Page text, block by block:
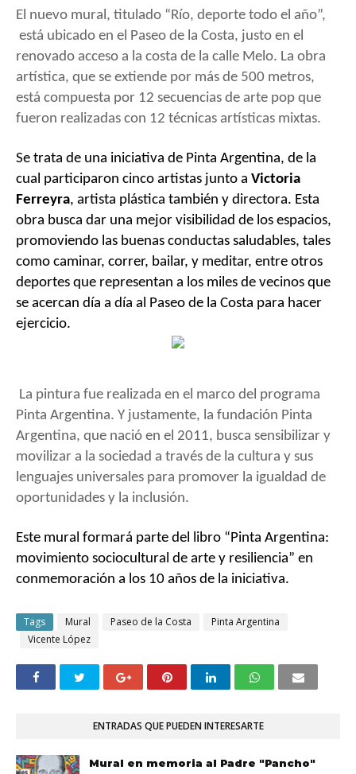
El nuevo mural, titulado “Río, deporte todo el año”,
está ubicado en el Paseo de la Costa, justo en el
renovado acceso a la costa de la calle Melo. La obra
artística, que se extiende por más de 500 metros,
está compuesta por 12 secuencias de arte pop que
fueron realizadas con 12 técnicas artísticas mixtas.
Se trata de una iniciativa de Pinta Argentina, de la
cual participaron cinco artistas junto a Victoria
Ferreyra, artista plástica también y directora. Esta
obra busca dar una mejor visibilidad de los espacios,
promoviendo las buenas conductas saludables, tales
como caminar, correr, bailar, y meditar, entre otros
deportes que representan a los miles de vecinos que
se acercan día a día al Paseo de la Costa para hacer
ejercicio.
La pintura fue realizada en el marco del programa
Pinta Argentina. Y justamente, la fundación Pinta
Argentina, que nació en el 2011, busca sensibilizar y
movilizar a la sociedad a través de la cultura y sus
lenguajes universales para promover la igualdad de
oportunidades y la inclusión.
Este mural formará parte del libro “Pinta Argentina:
movimiento sociocultural de arte y resiliencia” en
conmemoración a los 10 años de la iniciativa.
Tags Mural Paseo de la Costa
Pinta Argentina
Vicente López
ENTRADAS QUE PUEDEN INTERESARTE
Mural en memoria al Padre "Pancho"